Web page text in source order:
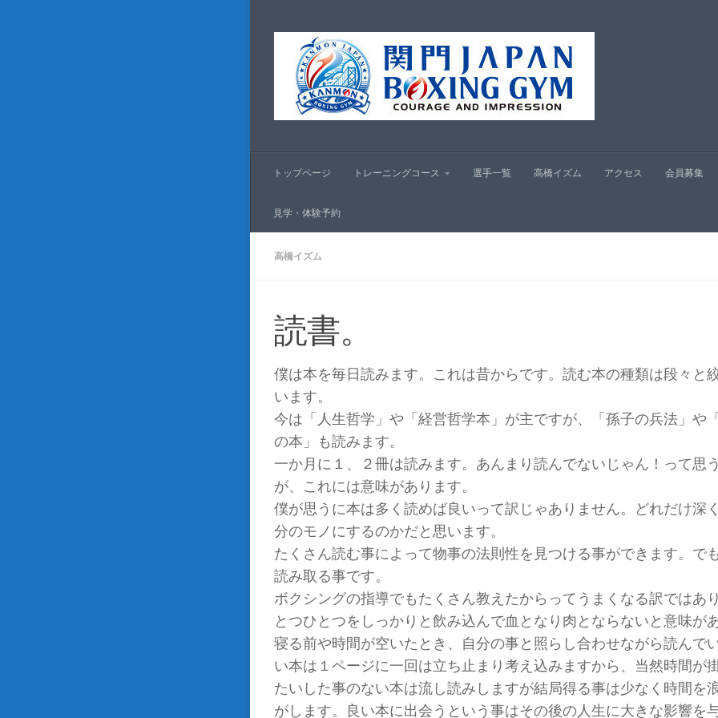
トップページ トレーニングコース 選手一覧 高橋イズム アクセス 会員募集
見学・体験予約
高橋イズム
読書。
僕は本を毎日読みます。これは昔からです。読む本の種類は段々と
います。
今は「人生哲学」や「経営哲学本」が主ですが、「孫子の兵法」や
の本」も読みます。
一か月に１、２冊は読みます。あんまり読んでないじゃん！って思
が、これには意味があります。
僕が思うに本は多く読めば良いって訳じゃありません。どれだけ深
分のモノにするのかだと思います。
たくさん読む事によって物事の法則性を見つける事ができます。で
読み取る事です。
ボクシングの指導でもたくさん教えたからってうまくなる訳ではあ
とつひとつをしっかりと飲み込んで血となり肉とならないと意味が
寝る前や時間が空いたとき、自分の事と照らし合わせながら読んで
い本は１ページに一回は立ち止まり考え込みますから、当然時間が掛
たいした事のない本は流し読みしますが結局得る事は少なく時間を
がします。良い本に出会うという事はその後の人生に大きな影響を